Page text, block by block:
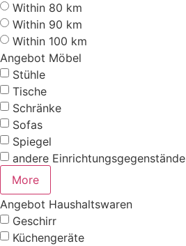
Within 80 km
Within 90 km
Within 100 km
Angebot Möbel
Stühle
Tische
Schränke
Sofas
Spiegel
andere Einrichtungsgegenstände
More
Angebot Haushaltswaren
Geschirr
Küchengeräte